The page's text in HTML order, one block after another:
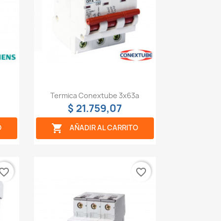
Vista rápida
Termica Conextube 3x63a
$ 21.759,07
 AÑADIR AL CARRITO
favorite_border